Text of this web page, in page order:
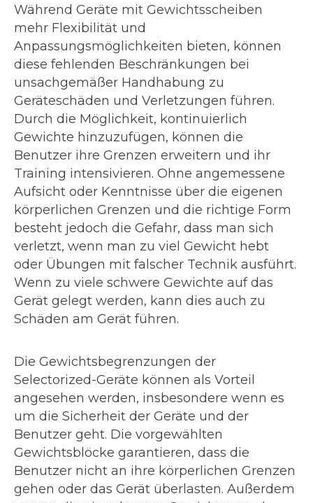
Während Geräte mit Gewichtsscheiben
mehr Flexibilität und
Anpassungsmöglichkeiten bieten, können
diese fehlenden Beschränkungen bei
unsachgemäßer Handhabung zu
Geräteschäden und Verletzungen führen.
Durch die Möglichkeit, kontinuierlich
Gewichte hinzuzufügen, können die
Benutzer ihre Grenzen erweitern und ihr
Training intensivieren. Ohne angemessene
Aufsicht oder Kenntnisse über die eigenen
körperlichen Grenzen und die richtige Form
besteht jedoch die Gefahr, dass man sich
verletzt, wenn man zu viel Gewicht hebt
oder Übungen mit falscher Technik ausführt.
Wenn zu viele schwere Gewichte auf das
Gerät gelegt werden, kann dies auch zu
Schäden am Gerät führen.
Die Gewichtsbegrenzungen der
Selectorized-Geräte können als Vorteil
angesehen werden, insbesondere wenn es
um die Sicherheit der Geräte und der
Benutzer geht. Die vorgewählten
Gewichtsblöcke garantieren, dass die
Benutzer nicht an ihre körperlichen Grenzen
gehen oder das Gerät überlasten. Außerdem